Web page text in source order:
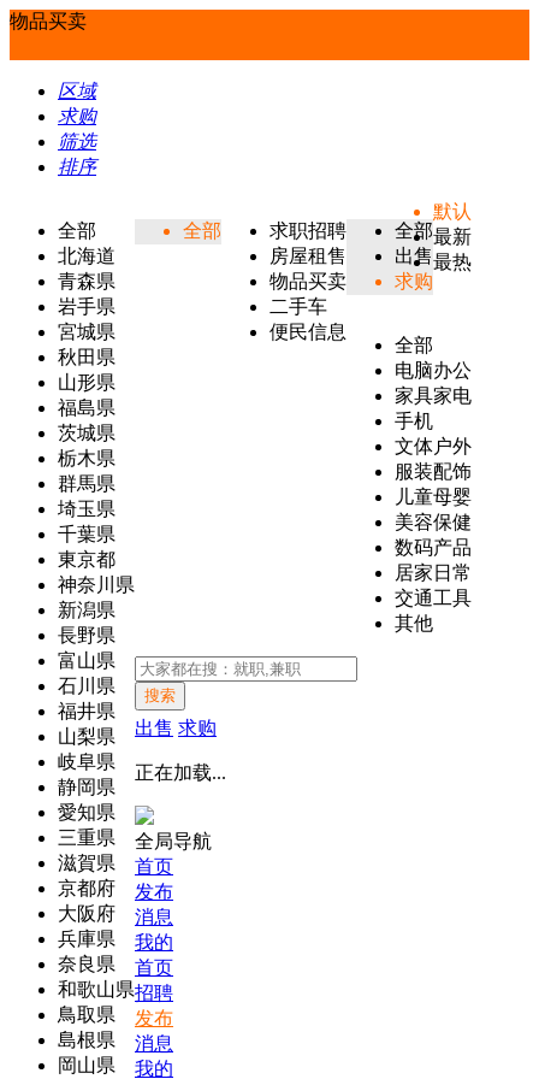
物品买卖
区域
求购
筛选
排序
全部
北海道
青森県
岩手県
宮城県
秋田県
山形県
福島県
茨城県
栃木県
群馬県
埼玉県
千葉県
東京都
神奈川県
新潟県
長野県
富山県
石川県
福井県
山梨県
岐阜県
静岡県
愛知県
三重県
滋賀県
京都府
大阪府
兵庫県
奈良県
和歌山県
鳥取県
島根県
岡山県
全部
求职招聘
房屋租售
物品买卖
二手车
便民信息
全部
出售
求购
全部
电脑办公
家具家电
手机
文体户外
服装配饰
儿童母婴
美容保健
数码产品
居家日常
交通工具
其他
默认
最新
最热
搜索
出售 求购
正在加载...
全局导航
首页
发布
消息
我的
首页
招聘
发布
消息
我的